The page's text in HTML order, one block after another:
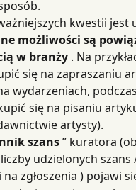
kwestii jest
możliwości są
w branży . Na
się na zapraszaniu
wydarzeniach,
się na pisaniu
artysty).
szans ” kuratora
udzielonych szans
zgłoszenia ) pojawi